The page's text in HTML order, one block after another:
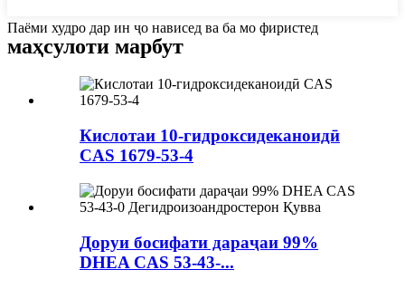
Паёми худро дар ин ҷо нависед ва ба мо фиристед
маҳсулоти марбут
Кислотаи 10-гидроксидеканоидӣ
CAS 1679-53-4
Доруи босифати дараҷаи 99%
DHEA CAS 53-43-...